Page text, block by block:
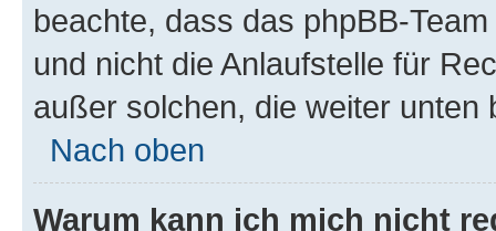
beachte, dass das phpBB-
und nicht die Anlaufstelle für
außer solchen, die weiter unten
Nach oben
Warum kann ich mich nicht